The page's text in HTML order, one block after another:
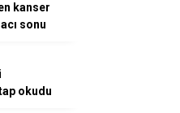
kanser
sonu
okudu